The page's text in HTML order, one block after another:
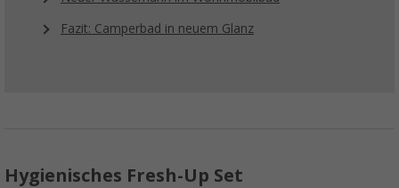
Fazit: Camperbad in neuem Glanz
Hygienisches Fresh-Up Set